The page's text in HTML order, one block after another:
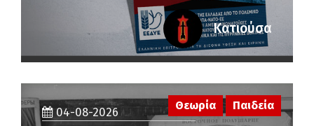
Κατιούσα
04-08-2026
Θεωρία Παιδεία